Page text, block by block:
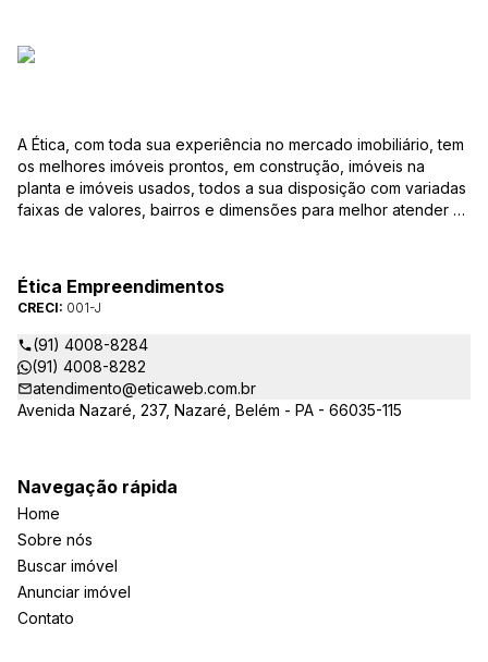
A Ética, com toda sua experiência no mercado imobiliário, tem
os melhores imóveis prontos, em construção, imóveis na
planta e imóveis usados, todos a sua disposição com variadas
faixas de valores, bairros e dimensões para melhor atender as
sempre prontos para responder-lhe todas as suas dúvidas
sobre casas, apartamentos, terrenos, salas comerciais e
outros produtos imobiliários.
Ética Empreendimentos
CRECI: 001-J
(91) 4008-8284
(91) 4008-8282
atendimento@eticaweb.com.br
Avenida Nazaré, 237, Nazaré, Belém - PA - 66035-115
Navegação rápida
Home
Sobre nós
Buscar imóvel
Anunciar imóvel
Contato